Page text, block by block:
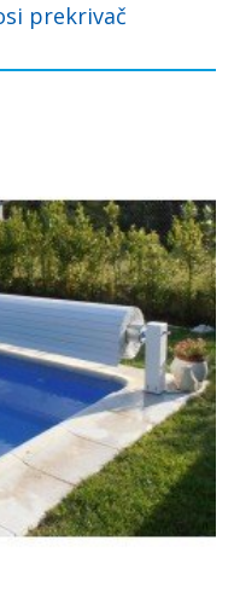
prekrivač